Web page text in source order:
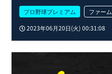
プロ野球プレミアム
ファーム
2023年06月20日(火) 00:31:08